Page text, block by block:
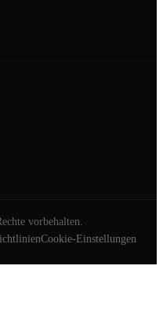
vorbehalten.
Cookie-Einstellungen